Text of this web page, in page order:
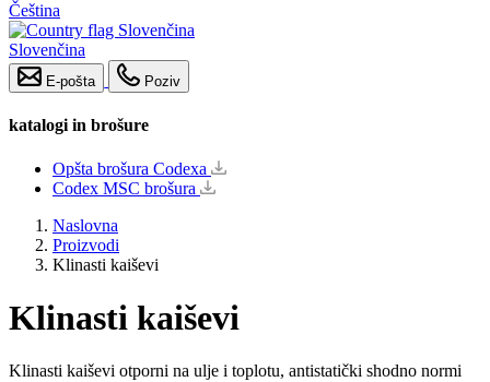
Čeština
Slovenčina
E-pošta Poziv
katalogi in brošure
Opšta brošura Codexa
Codex MSC brošura
Naslovna
Proizvodi
Klinasti kaiševi
Klinasti kaiševi
Klinasti kaiševi otporni na ulje i toplotu, antistatički shodno normi